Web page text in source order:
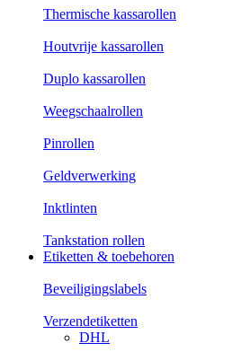
Thermische kassarollen
Houtvrije kassarollen
Duplo kassarollen
Weegschaalrollen
Pinrollen
Geldverwerking
Inktlinten
Tankstation rollen
Etiketten & toebehoren
Beveiligingslabels
Verzendetiketten
DHL